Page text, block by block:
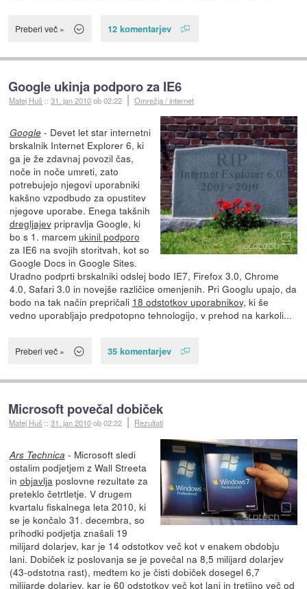
Preberi več » 12 komentarjev
Google ukinja podporo za IE6
Matej Huš ::31. jan 2010ob 02:22 Omrežja / internet
Google- Devet let star internetni
brskalnik Internet Explorer 6, ki
ga je že zdavnaj povozil čas,
noče in noče umreti, zato
potrebujejo njegovi uporabniki
kakšno vzpodbudo za opustitev
njegove uporabe. Enega takšnih
dregljajevpripravlja Google, ki
bo s 1. marcem ukinil podporo
za IE6 na svojih storitvah, kot so
Google Docs in Google Sites.
Uradno podprti brskalniki odslej bodo IE7, Firefox 3.0, Chrome
4.0, Safari 3.0 in novejše različice omenjenih. Pri Googlu upajo, da
bodo na tak način prepričali 18 odstotkov uporabnikov, ki še
vedno uporabljajo predpotopno tehnologijo, v prehod na karkoli...
Preberi več » 35 komentarjev
Microsoft povečal dobiček
Matej Huš ::31. jan 2010ob 02:22 Rezultati
Ars Technica - Microsoft sledi
ostalim podjetjem z Wall Streeta
in objavljaposlovne rezultate za
preteklo četrtletje. V drugem
kvartalu fiskalnega leta 2010, ki
se je končalo 31. decembra, so
prihodki podjetja znašali 19
milijard dolarjev, kar je 14 odstotkov več kot v enakem obdobju
lani. Dobiček iz poslovanja se je povečal na 8,5 milijard dolarjev
(43-odstotna rast), medtem ko je čisti dobiček dosegel 6,7
milijarde dolarjev, kar je 60 odstotkov več kot lani in tretjino več od